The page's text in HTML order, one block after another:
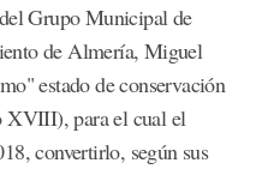
Grupo Municipal de
de Almería, Miguel
estado de conservación
XVIII), para el cual el
convertirlo, según sus